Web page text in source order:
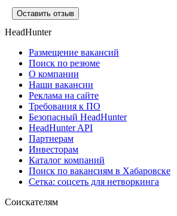
Оставить отзыв
HeadHunter
Размещение вакансий
Поиск по резюме
О компании
Наши вакансии
Реклама на сайте
Требования к ПО
Безопасный HeadHunter
HeadHunter API
Партнерам
Инвесторам
Каталог компаний
Поиск по вакансиям в Хабаровске
Сетка: соцсеть для нетворкинга
Соискателям